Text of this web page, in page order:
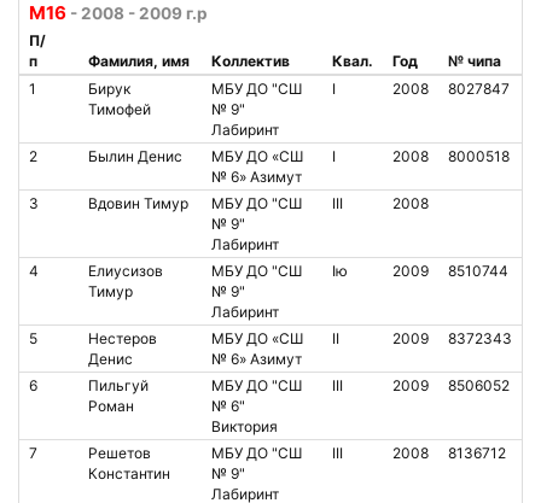
М16 - 2008 - 2009 г.р
П/
п
Фамилия, имя Коллектив Квал. Год
№ чипа
1
Бирук
Тимофей
МБУ ДО "СШ
№ 9"
Лабиринт
I 2008 8027847
2 Былин Денис
МБУ ДО «СШ
№ 6» Азимут
I 2008 8000518
3 Вдовин Тимур
МБУ ДО "СШ
№ 9"
Лабиринт
III 2008
4
Елиусизов
Тимур
МБУ ДО "СШ
№ 9"
Лабиринт
Iю 2009 8510744
5
Нестеров
Денис
МБУ ДО «СШ
№ 6» Азимут
II 2009 8372343
6
Пильгуй
Роман
МБУ ДО "СШ
№ 6"
Виктория
III 2009 8506052
7
Решетов
Константин
МБУ ДО "СШ
№ 9"
Лабиринт
III 2008 8136712